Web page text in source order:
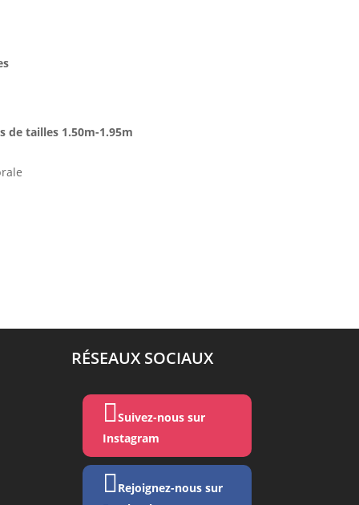
de tailles 1.50m-1.95m
RÉSEAUX SOCIAUX
Suivez-nous sur
Instagram
Rejoignez-nous sur